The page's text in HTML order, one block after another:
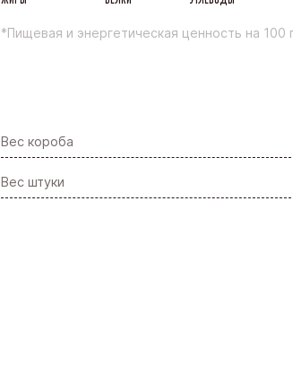
*Пищевая и энергетическая ценность на 100
Вес короба
Вес штуки